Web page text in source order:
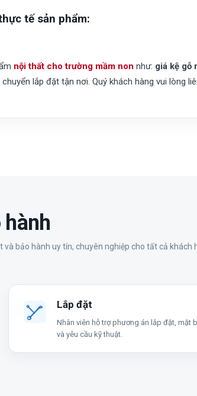
tế sản phẩm:
nội thất cho trường mầm non như: giá kệ gỗ
lắp đặt tận nơi. Quý khách hàng vui lòng
hành
bảo hành uy tín, chuyên nghiệp cho tất cả khách
Lắp đặt
Nhân viên hỗ trợ phương án lắp đặt, mặt
và yêu cầu kỹ thuật.